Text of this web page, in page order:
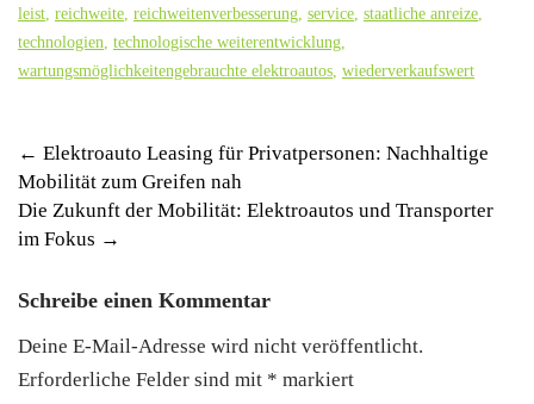
leist reichweite reichweitenverbesserung service staatliche anreize
technologien technologische weiterentwicklung
wartungsmöglichkeitengebrauchte elektroautos wiederverkaufswert
Post
navigation
← Elektroauto Leasing für Privatpersonen: Nachhaltige
Mobilität zum Greifen nah
Die Zukunft der Mobilität: Elektroautos und Transporter
im Fokus →
Schreibe einen Kommentar
Deine E-Mail-Adresse wird nicht veröffentlicht.
Erforderliche Felder sind mit * markiert